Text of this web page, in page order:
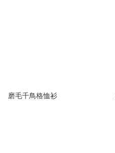
磨毛千鳥格恤衫